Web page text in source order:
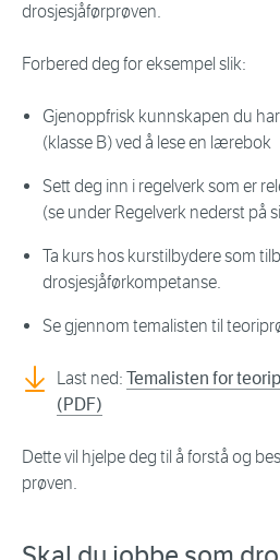
drosjesjåførprøven.
Forbered deg for eksempel slik:
Gjenoppfrisk kunnskapen du
(klasse B) ved å lese en lærebok
Sett deg inn i regelverk som er
(se under Regelverk nederst på
Ta kurs hos kurstilbydere som
drosjesjåførkompetanse.
Se gjennom temalisten til
Last ned: Temalisten for
(PDF)
Dette vil hjelpe deg til å forstå og
prøven.